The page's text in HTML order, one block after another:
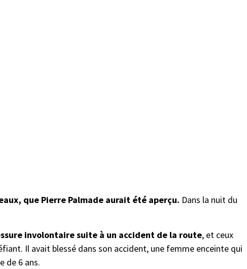
que Pierre Palmade aurait été aperçu. Dans la nuit du
involontaire suite à un accident de la route, et ceux
Il avait blessé dans son accident, une femme enceinte qui
de 6 ans.